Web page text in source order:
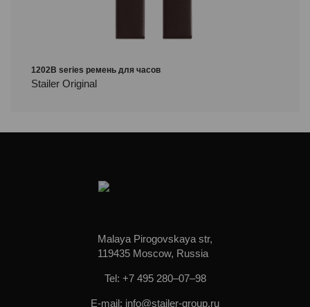
1202B series ремень для часов
Stailer Original
Malaya Pirogovskaya str,
119435 Moscow, Russia
Tel: +7 495 280–07–98
E-mail: info@stailer-group.ru